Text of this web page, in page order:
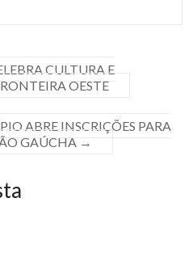
CULTURA E
OESTE
ABRE INSCRIÇÕES PARA
GAÚCHA →